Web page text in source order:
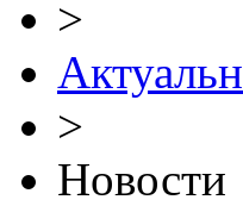
>
>
Новости